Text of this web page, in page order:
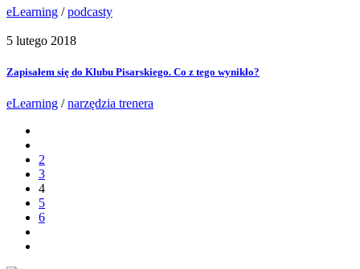
eLearning /podcasty
5 lutego 2018
Zapisałem się do Klubu Pisarskiego. Co z tego wynikło?
eLearning /narzędzia trenera
2
3
4
5
6